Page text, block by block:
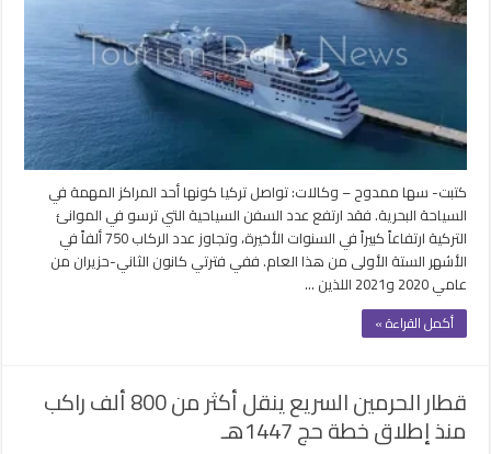
كتبت- سها ممدوح – وكالات: تواصل تركيا كونها أحد المراكز المهمة في
السياحة البحرية. فقد ارتفع عدد السفن السياحية التي ترسو في الموانئ
التركية ارتفاعاً كبيراً في السنوات الأخيرة، وتجاوز عدد الركاب 750 ألفاً في
الأشهر الستة الأولى من هذا العام. ففي فترتي كانون الثاني-حزيران من
عامي 2020 و2021 اللذين …
أكمل القراءة »
قطار الحرمين السريع ينقل أكثر من 800 ألف راكب
منذ إطلاق خطة حج 1447هـ